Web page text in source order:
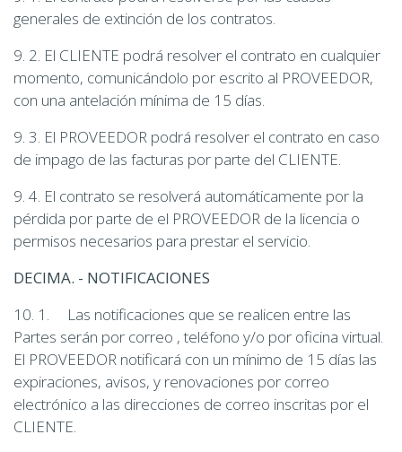
generales de extinción de los contratos.
9. 2. El CLIENTE podrá resolver el contrato en cualquier
momento, comunicándolo por escrito al PROVEEDOR,
con una antelación mínima de 15 días.
9. 3. El PROVEEDOR podrá resolver el contrato en caso
de impago de las facturas por parte del CLIENTE.
9. 4. El contrato se resolverá automáticamente por la
pérdida por parte de el PROVEEDOR de la licencia o
permisos necesarios para prestar el servicio.
DECIMA. - NOTIFICACIONES
10. 1. Las notificaciones que se realicen entre las
Partes serán por correo , teléfono y/o por oficina virtual.
El PROVEEDOR notificará con un mínimo de 15 días las
expiraciones, avisos, y renovaciones por correo
electrónico a las direcciones de correo inscritas por el
CLIENTE.